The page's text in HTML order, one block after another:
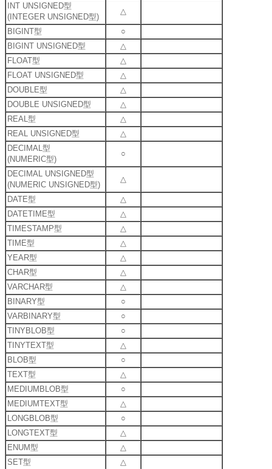
INT UNSIGNED型
(INTEGER UNSIGNED型)
△
BIGINT型
○
BIGINT UNSIGNED型
△
FLOAT型
△
FLOAT UNSIGNED型
△
DOUBLE型
△
DOUBLE UNSIGNED型
△
REAL型
△
REAL UNSIGNED型
△
DECIMAL型
(NUMERIC型)
○
DECIMAL UNSIGNED型
(NUMERIC UNSIGNED型)
△
DATE型
△
DATETIME型
△
TIMESTAMP型
△
TIME型
△
YEAR型
△
CHAR型
△
VARCHAR型
△
BINARY型
○
VARBINARY型
○
TINYBLOB型
○
TINYTEXT型
△
BLOB型
○
TEXT型
△
MEDIUMBLOB型
○
MEDIUMTEXT型
△
LONGBLOB型
○
LONGTEXT型
△
ENUM型
△
SET型
△